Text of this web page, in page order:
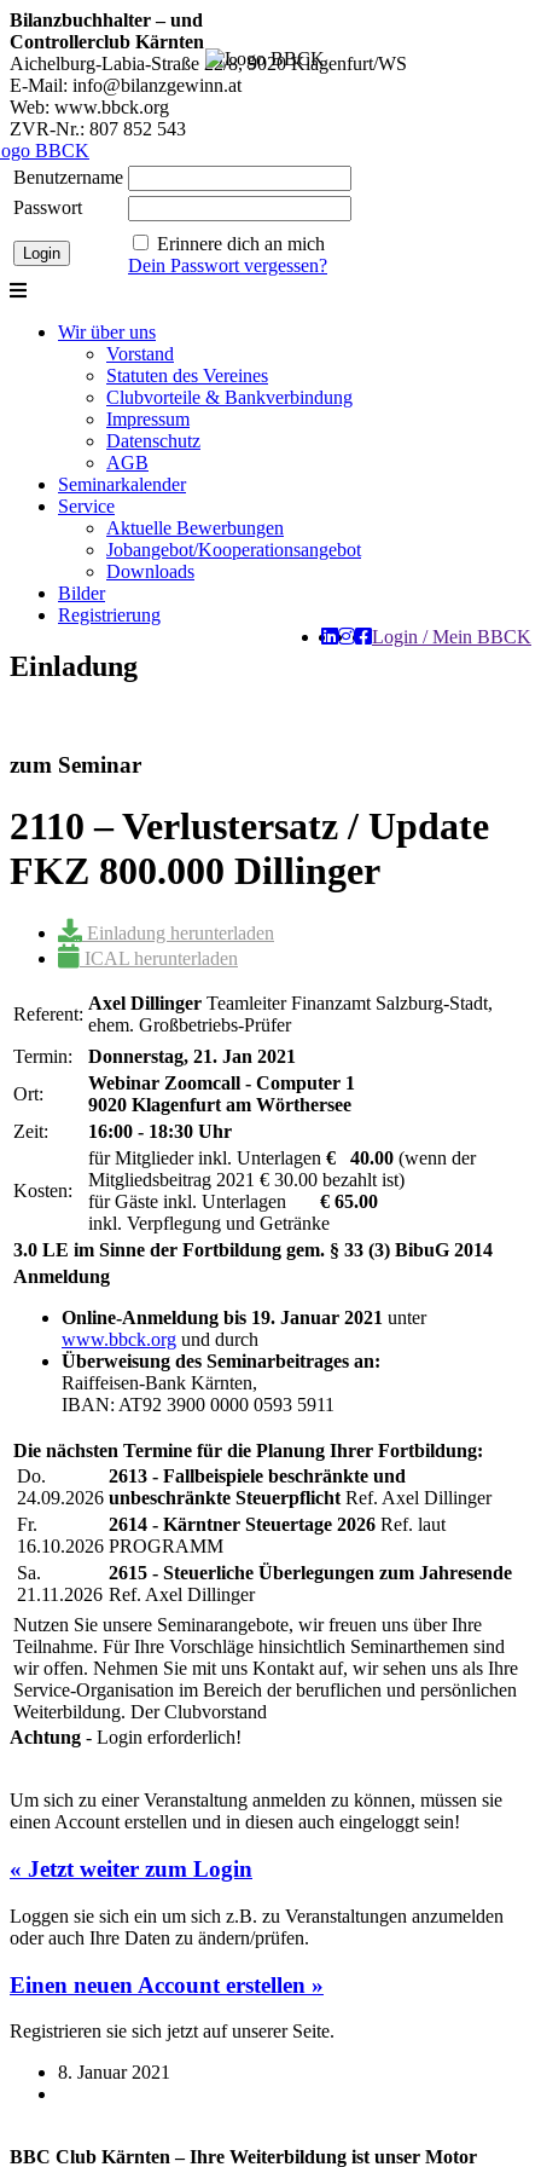
Bilanzbuchhalter – und
Controllerclub Kärnten
Aichelburg-Labia-Straße 22/8, 9020 Klagenfurt/WS
E-Mail: info@bilanzgewinn.at
Web: www.bbck.org
ZVR-Nr.: 807 852 543
Benutzername
Passwort
Erinnere dich an mich
Dein Passwort vergessen?
Wir über uns
Vorstand
Statuten des Vereines
Clubvorteile & Bankverbindung
Impressum
Datenschutz
AGB
Seminarkalender
Service
Aktuelle Bewerbungen
Jobangebot/Kooperationsangebot
Downloads
Bilder
Registrierung
Login / Mein BBCK
Einladung
zum Seminar
2110 – Verlustersatz / Update
FKZ 800.000 Dillinger
Einladung herunterladen
ICAL herunterladen
Referent:
Axel Dillinger Teamleiter Finanzamt Salzburg-Stadt,
ehem. Großbetriebs-Prüfer
Termin:
Donnerstag, 21. Jan 2021
Ort:
Webinar Zoomcall - Computer 1
9020 Klagenfurt am Wörthersee
Zeit:
16:00 - 18:30 Uhr
Kosten:
für Mitglieder inkl. Unterlagen € 40.00 (wenn der
Mitgliedsbeitrag 2021 € 30.00 bezahlt ist)
für Gäste inkl. Unterlagen € 65.00
inkl. Verpflegung und Getränke
3.0 LE im Sinne der Fortbildung gem. § 33 (3) BibuG 2014
Anmeldung
Online-Anmeldung bis 19. Januar 2021 unter
www.bbck.org und durch
Überweisung des Seminarbeitrages an:
Raiffeisen-Bank Kärnten,
IBAN: AT92 3900 0000 0593 5911
Die nächsten Termine für die Planung Ihrer Fortbildung:
Do.
24.09.2026
2613 - Fallbeispiele beschränkte und
unbeschränkte SteuerpflichtRef. Axel Dillinger
Fr.
16.10.2026
2614 - Kärntner Steuertage 2026 Ref. laut
PROGRAMM
Sa.
21.11.2026
2615 - Steuerliche Überlegungen zum Jahresende
Ref. Axel Dillinger
Nutzen Sie unsere Seminarangebote, wir freuen uns über Ihre
Teilnahme. Für Ihre Vorschläge hinsichtlich Seminarthemen sind
wir offen. Nehmen Sie mit uns Kontakt auf, wir sehen uns als Ihre
Service-Organisation im Bereich der beruflichen und persönlichen
Weiterbildung. Der Clubvorstand
Achtung - Login erforderlich!
Um sich zu einer Veranstaltung anmelden zu können, müssen sie
einen Account erstellen und in diesen auch eingeloggt sein!
« Jetzt weiter zum Login
Loggen sie sich ein um sich z.B. zu Veranstaltungen anzumelden
oder auch Ihre Daten zu ändern/prüfen.
Einen neuen Account erstellen »
Registrieren sie sich jetzt auf unserer Seite.
8. Januar 2021
BBC Club Kärnten – Ihre Weiterbildung ist unser Motor